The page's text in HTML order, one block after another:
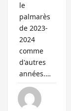
le
palmarès
de 2023-
2024
comme
d'autres
années.…